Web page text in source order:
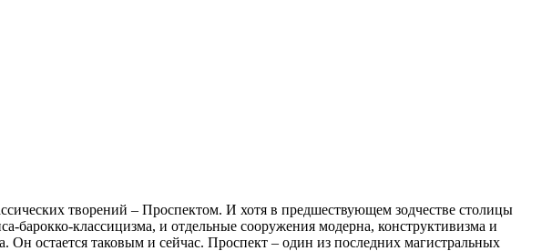
творений – Проспектом. И хотя в предшествующем зодчестве столицы
барокко-классицизма, и отдельные сооружения модерна, конструктивизма и
Он остается таковым и сейчас. Проспект – один из последних магистральных